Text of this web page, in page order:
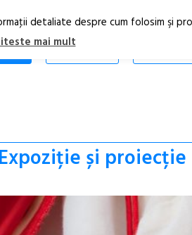
și proiecție
detaliate despre cum folosim şi
mai mult